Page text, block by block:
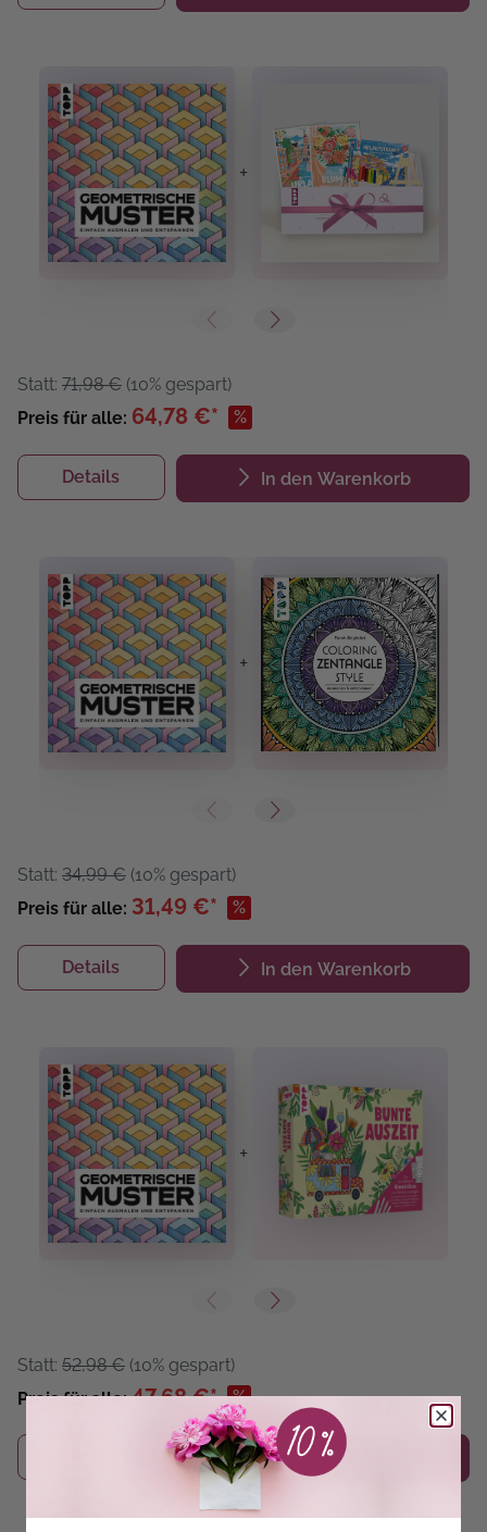
+
Statt: 71,98 € (10% gespart)
Preis für alle: 64,78 €* %
Details In den Warenkorb
+
Statt: 34,99 € (10% gespart)
Preis für alle: 31,49 €* %
Details In den Warenkorb
+
Statt: 52,98 € (10% gespart)
Preis für alle:47,68 €* %
In den Warenkorb